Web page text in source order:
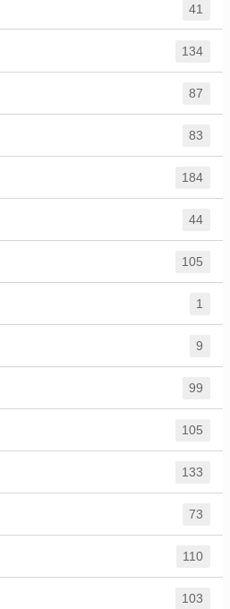
41
134
87
83
184
44
105
1
9
99
105
133
73
110
103